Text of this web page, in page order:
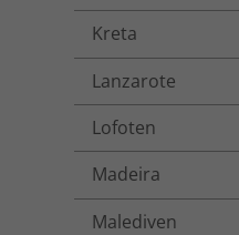
Kreta
Lanzarote
Lofoten
Madeira
Malediven